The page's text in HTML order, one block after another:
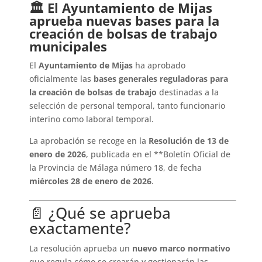
🏛️ El Ayuntamiento de Mijas
aprueba nuevas bases para la
creación de bolsas de trabajo
municipales
ElAyuntamiento de Mijas ha aprobado
oficialmente las bases generales reguladoras para
la creación de bolsas de trabajo destinadas a la
selección de personal temporal, tanto funcionario
interino como laboral temporal.
La aprobación se recoge en la Resolución de 13 de
enero de 2026, publicada en el **Boletín Oficial de
la Provincia de Málaga número 18, de fecha
miércoles 28 de enero de 2026.
📄 ¿Qué se aprueba
exactamente?
La resolución aprueba un nuevo marco normativo